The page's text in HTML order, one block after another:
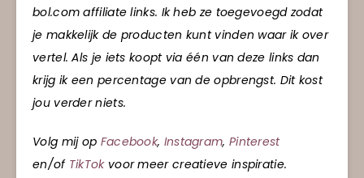
bol.com affiliate links. Ik heb ze toegevoegd zodat
je makkelijk de producten kunt vinden waar ik over
vertel. Als je iets koopt via één van deze links dan
krijg ik een percentage van de opbrengst. Dit kost
jou verder niets.
Volg mij op Facebook, Instagram, Pinterest
en/of TikTokvoor meer creatieve inspiratie.